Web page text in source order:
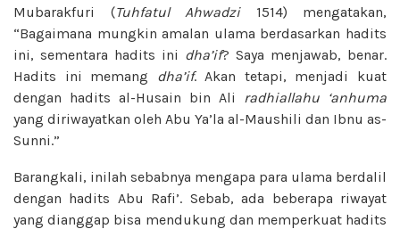
Mubarakfuri (Tuhfatul Ahwadzi 1514) mengatakan,
“Bagaimana mungkin amalan ulama berdasarkan hadits
ini, sementara hadits ini dha’if? Saya menjawab, benar.
Hadits ini memang dha’if. Akan tetapi, menjadi kuat
dengan hadits al-Husain bin Ali
radhiallahu ‘anhuma
yang diriwayatkan oleh Abu Ya’la al-Maushili dan Ibnu as-
Sunni.”
Barangkali, inilah sebabnya mengapa para ulama berdalil
dengan hadits Abu Rafi’. Sebab, ada beberapa riwayat
yang dianggap bisa mendukung dan memperkuat hadits